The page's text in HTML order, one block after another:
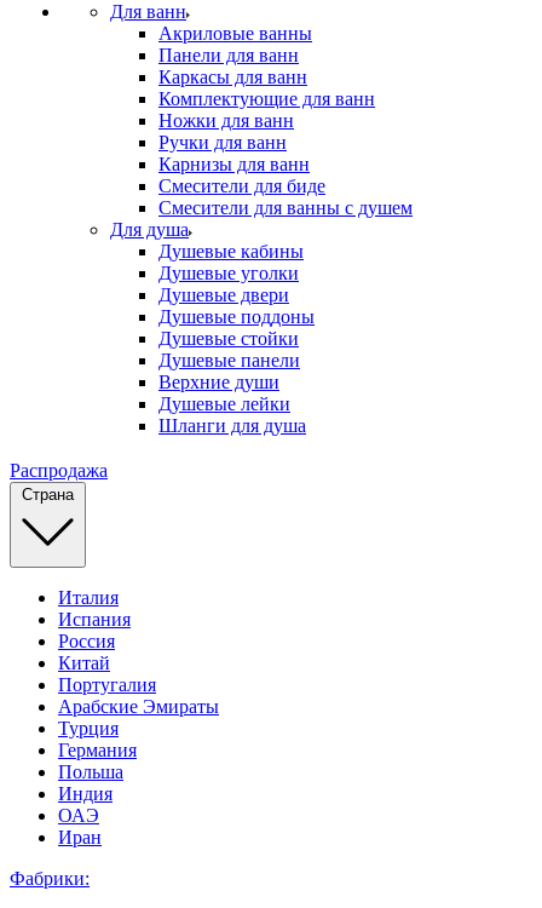
Для ванн
Акриловые ванны
Панели для ванн
Каркасы для ванн
Комплектующие для ванн
Ножки для ванн
Ручки для ванн
Карнизы для ванн
Смесители для биде
Смесители для ванны с душем
Для душа
Душевые кабины
Душевые уголки
Душевые двери
Душевые поддоны
Душевые стойки
Душевые панели
Верхние души
Душевые лейки
Шланги для душа
Распродажа
Страна
Италия
Испания
Россия
Китай
Португалия
Арабские Эмираты
Турция
Германия
Польша
Индия
ОАЭ
Иран
Фабрики: